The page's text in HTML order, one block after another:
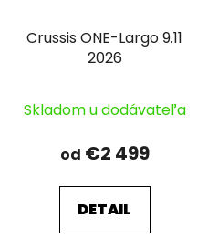
Crussis ONE-Largo 9.11
2026
Skladom u dodávateľa
od €2 499
DETAIL